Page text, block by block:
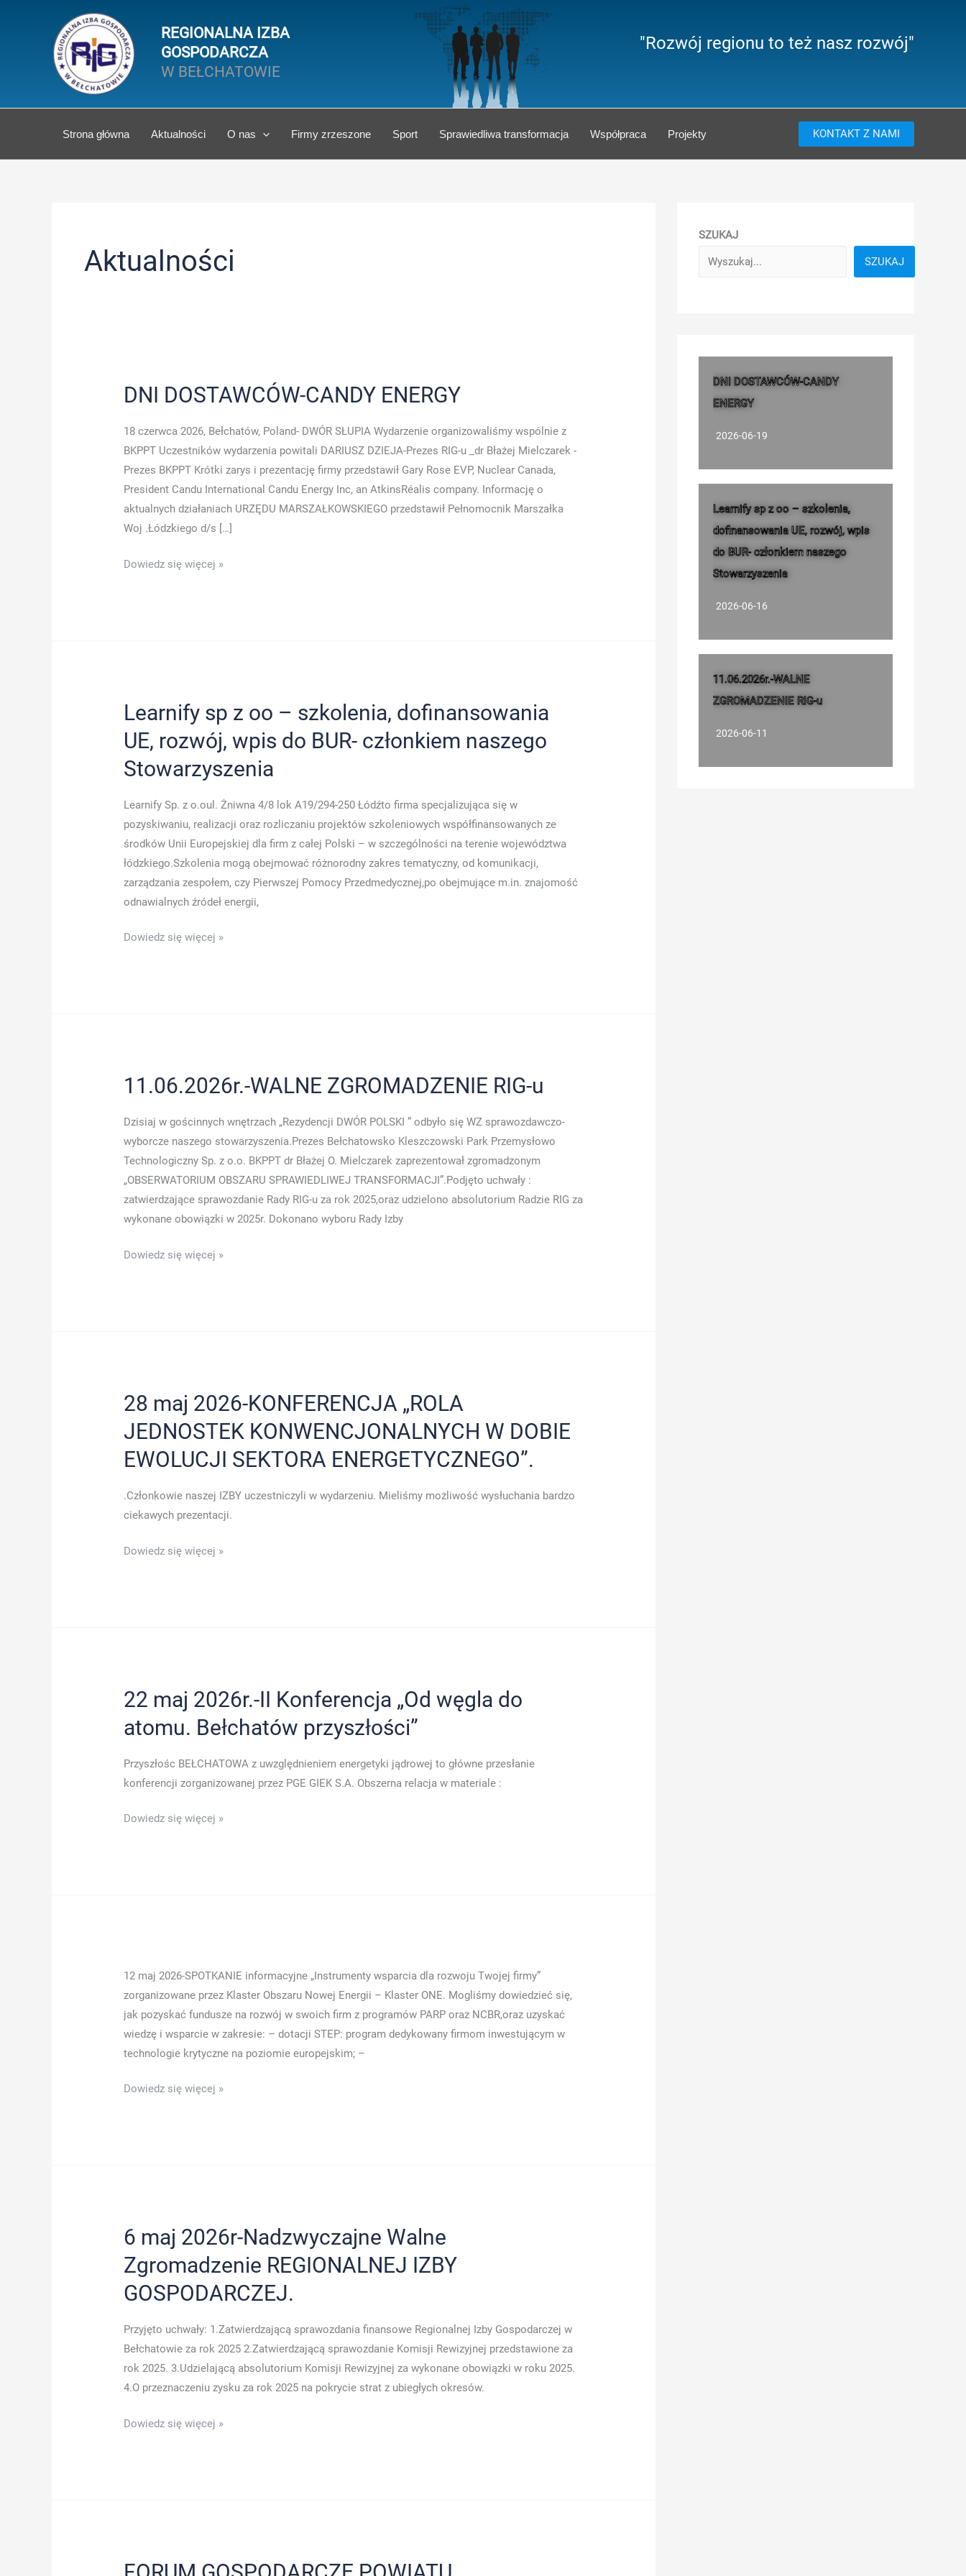
REGIONALNA IZBA
GOSPODARCZA
W BEŁCHATOWIE
"Rozwój regionu to też nasz rozwój"
Strona główna Aktualności O nas Firmy zrzeszone Sport Sprawiedliwa transformacja Współpraca Projekty KONTAKT Z NAMI
Aktualności
DNI DOSTAWCÓW-CANDY ENERGY
18 czerwca 2026, Bełchatów, Poland- DWÓR SŁUPIA Wydarzenie organizowaliśmy wspólnie z
BKPPT Uczestników wydarzenia powitali DARIUSZ DZIEJA-Prezes RIG-u _dr Błażej Mielczarek -
Prezes BKPPT Krótki zarys i prezentację firmy przedstawił Gary Rose EVP, Nuclear Canada,
President Candu International Candu Energy Inc, an AtkinsRéalis company. Informację o
aktualnych działaniach URZĘDU MARSZAŁKOWSKIEGO przedstawił Pełnomocnik Marszałka
Woj .Łódzkiego d/s […]
DNI
Dowiedz się więcej »
Learnify sp z oo – szkolenia, dofinansowania
UE, rozwój, wpis do BUR- członkiem naszego
Stowarzyszenia
Learnify Sp. z o.oul. Żniwna 4/8 lok A19/294-250 Łódźto firma specjalizująca się w
pozyskiwaniu, realizacji oraz rozliczaniu projektów szkoleniowych współfinansowanych ze
środków Unii Europejskiej dla firm z całej Polski – w szczególności na terenie województwa
łódzkiego.Szkolenia mogą obejmować różnorodny zakres tematyczny, od komunikacji,
zarządzania zespołem, czy Pierwszej Pomocy Przedmedycznej,po obejmujące m.in. znajomość
odnawialnych źródeł energii,
Learnify
rozwój,
BUR-
członkiem
naszego
Stowarzyszenia
Dowiedz się więcej »
11.06.2026r.-WALNE ZGROMADZENIE RIG-u
Dzisiaj w gościnnych wnętrzach „Rezydencji DWÓR POLSKI ” odbyło się WZ sprawozdawczo-
wyborcze naszego stowarzyszenia.Prezes Bełchatowsko Kleszczowski Park Przemysłowo
Technologiczny Sp. z o.o. BKPPT dr Błażej O. Mielczarek zaprezentował zgromadzonym
„OBSERWATORIUM OBSZARU SPRAWIEDLIWEJ TRANSFORMACJI”.Podjęto uchwały :
zatwierdzające sprawozdanie Rady RIG-u za rok 2025,oraz udzielono absolutorium Radzie RIG za
wykonane obowiązki w 2025r. Dokonano wyboru Rady Izby
11.06.2026r.-
Dowiedz się więcej »
28 maj 2026-KONFERENCJA „ROLA
JEDNOSTEK KONWENCJONALNYCH W DOBIE
EWOLUCJI SEKTORA ENERGETYCZNEGO”.
.Członkowie naszej IZBY uczestniczyli w wydarzeniu. Mieliśmy możliwość wysłuchania bardzo
ciekawych prezentacji.
28
DOBIE
EWOLUCJI
ENERGETYCZNEGO”.
Dowiedz się więcej »
22 maj 2026r.-II Konferencja „Od węgla do
atomu. Bełchatów przyszłości”
Przyszłośc BEŁCHATOWA z uwzględnieniem energetyki jądrowej to główne przesłanie
konferencji zorganizowanej przez PGE GIEK S.A. Obszerna relacja w materiale :
22
atomu.
Bełchatów
przyszłości”
Dowiedz się więcej »
12 maj 2026-SPOTKANIE informacyjne „Instrumenty wsparcia dla rozwoju Twojej firmy”
zorganizowane przez Klaster Obszaru Nowej Energii – Klaster ONE. Mogliśmy dowiedzieć się,
jak pozyskać fundusze na rozwój w swoich firm z programów PARP oraz NCBR,oraz uzyskać
wiedzę i wsparcie w zakresie: – dotacji STEP: program dedykowany firmom inwestującym w
technologie krytyczne na poziomie europejskim; –
Dowiedz się więcej »
6 maj 2026r-Nadzwyczajne Walne
Zgromadzenie REGIONALNEJ IZBY
GOSPODARCZEJ.
Przyjęto uchwały: 1.Zatwierdzającą sprawozdania finansowe Regionalnej Izby Gospodarczej w
Bełchatowie za rok 2025 2.Zatwierdzającą sprawozdanie Komisji Rewizyjnej przedstawione za
rok 2025. 3.Udzielającą absolutorium Komisji Rewizyjnej za wykonane obowiązki w roku 2025.
4.O przeznaczeniu zysku za rok 2025 na pokrycie strat z ubiegłych okresów.
6
Dowiedz się więcej »
SZUKAJ
SZUKAJ
DNI DOSTAWCÓW-CANDY
ENERGY
2026-06-19
Learnify sp z oo – szkolenia,
dofinansowania UE, rozwój, wpis
do BUR- członkiem naszego
Stowarzyszenia
2026-06-16
11.06.2026r.-WALNE
ZGROMADZENIE RIG-u
2026-06-11